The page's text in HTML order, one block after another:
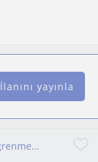
İlanını yayınla
Lise ve yks hazırlıkta yardımcı olabilirim ☺️ eğlenerek anlayarak öğrenmeniz için buradayım 🙋🏻‍♀️